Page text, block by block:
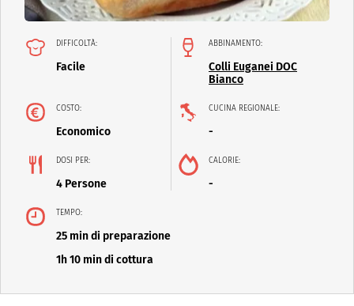
DIFFICOLTÀ:
Facile
ABBINAMENTO:
Colli Euganei DOC
Bianco
COSTO:
Economico
CUCINA REGIONALE:
-
DOSI PER:
4 Persone
CALORIE:
-
TEMPO:
25 min di preparazione
1h 10 min di cottura